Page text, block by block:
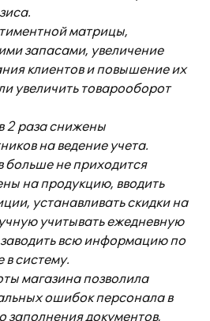
матрицы,
запасами, увеличение
клиентов и повышение их
увеличить товарооборот
2 разa снижены
на ведение учета.
больше не приходится
на продукцию, вводить
устанавливать скидки на
учитывать ежедневную
всю информацию по
систему.
магазина позволила
ошибок персонала в
заполнения документов,